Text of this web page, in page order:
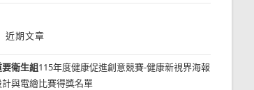
近期文章
要衛生組115年度健康促進創意競賽-健康新視界海報
計與電繪比賽得獎名單